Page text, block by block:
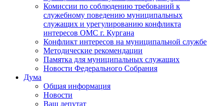
Комиссии по соблюдению требований к
служебному поведению муниципальных
служащих и урегулированию конфликта
интересов ОМС г. Кургана
Конфликт интересов на муниципальной службе
Методические рекомендации
Памятка для муниципальных служащих
Новости Федерального Cобрания
Дума
Общая информация
Новости
Ваш депутат